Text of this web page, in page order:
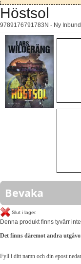
Höstsol
9789176791783N - Ny
Bevaka
Slut i lager.
Denna produkt finns tyvärr
Det finns däremot andra
Fyll i ditt namn och din epost